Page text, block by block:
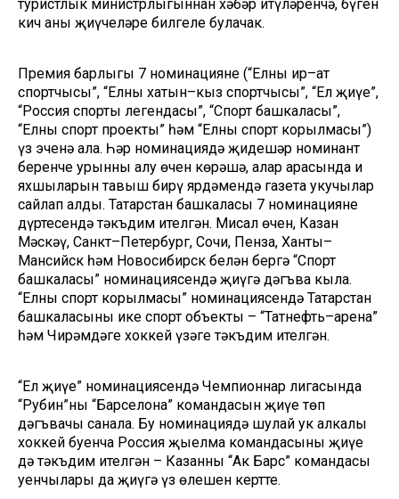
туристлык министрлыгыннан хәбәр итүләренчә, бүген
кич аның җиңүчеләре билгеле булачак.
Премия барлыгы 7 номинацияне (“Елның ир–ат
спортчысы”, “Елның хатын–кыз спортчысы”, “Ел җиңүе”,
“Россия спорты легендасы”, “Спорт башкаласы”,
“Елның спорт проекты” һәм “Елның спорт корылмасы”)
үз эченә ала. Һәр номинациядә җидешәр номинант
беренче урынны алу өчен көрәшә, алар арасында иң
яхшыларын тавыш бирү ярдәмендә газета укучылар
сайлап алды. Татарстан башкаласы 7 номинациянең
дүртесендә тәкъдим ителгән. Мисал өчен, Казан
Мәскәү, Санкт–Петербург, Сочи, Пенза, Ханты–
Мансийск һәм Новосибирск белән бергә “Спорт
башкаласы” номинациясендә җиңүгә дәгъва кыла.
“Елның спорт корылмасы” номинациясендә Татарстан
башкаласының ике спорт объекты – “Татнефть–арена”
һәм Чирәмдәге хоккей үзәге тәкъдим ителгән.
“Ел җиңүе” номинациясендә Чемпионнар лигасында
“Рубин”ның “Барселона” командасын җиңүе төп
дәгъвачы санала. Бу номинациядә шулай ук алкалы
хоккей буенча Россия җыелма командасының җиңүе
дә тәкъдим ителгән – Казанның “Ак Барс” командасы
уенчылары да җиңүгә үз өлешен кертте.